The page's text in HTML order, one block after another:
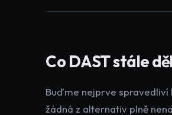
Co DAST stále
Buďme nejprve spravedliví
žádná z alternativ plně